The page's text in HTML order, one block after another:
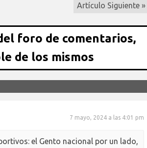
Artículo Siguiente »
foro de comentarios,
de los mismos
7 mayo, 2024 a las 4:01 pm
el Gento nacional por un lado,